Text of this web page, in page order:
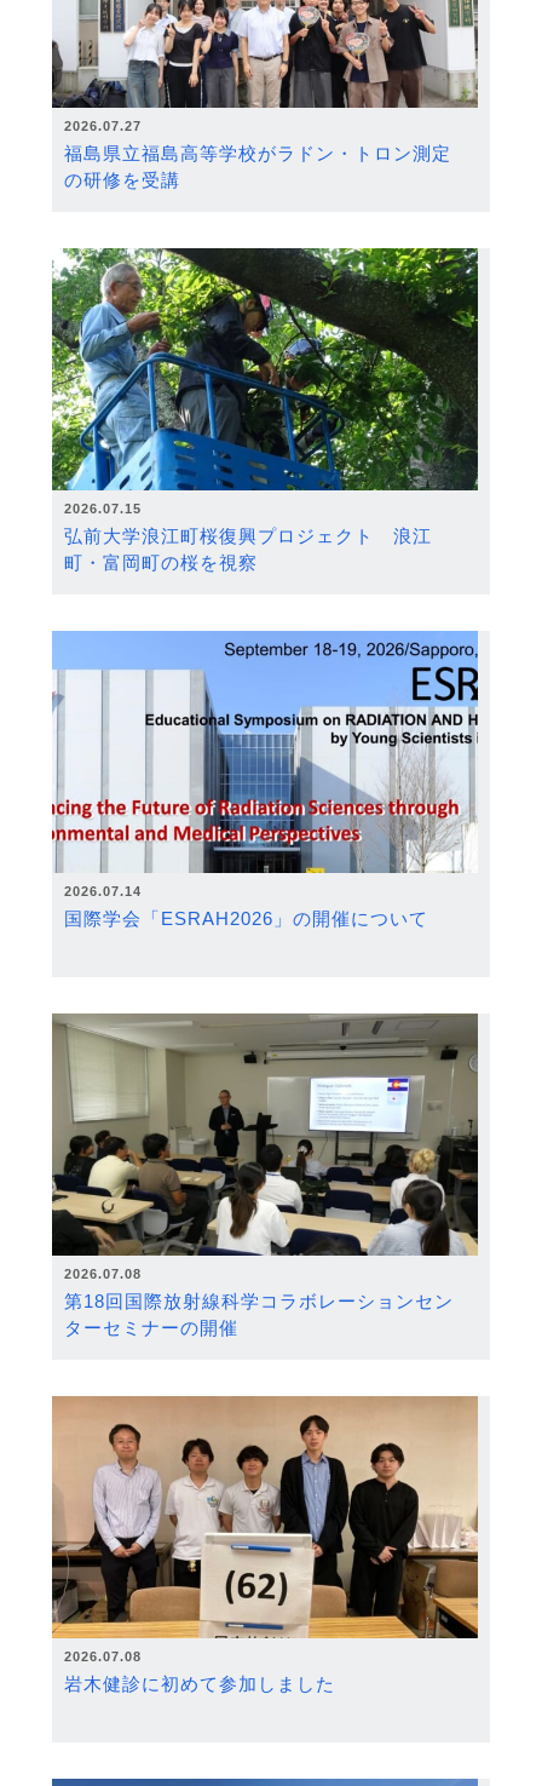
2026.07.27
福島県立福島高等学校がラドン・トロン測定
の研修を受講
2026.07.15
弘前大学浪江町桜復興プロジェクト 浪江
町・富岡町の桜を視察
2026.07.14
国際学会「ESRAH2026」の開催について
2026.07.08
第18回国際放射線科学コラボレーションセン
ターセミナーの開催
2026.07.08
岩木健診に初めて参加しました